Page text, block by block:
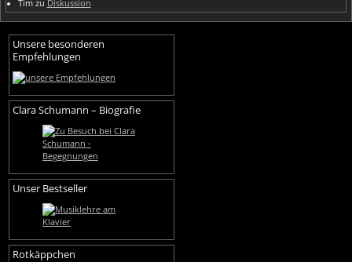
Timzu Diskussion
Unsere besonderen
Empfehlungen
Clara Schumann – Biografie
Unser Bestseller
Rotkäppchen